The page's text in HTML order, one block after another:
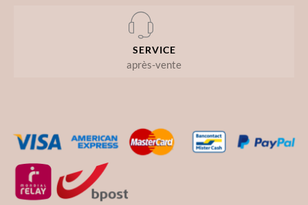
SERVICE
après-vente